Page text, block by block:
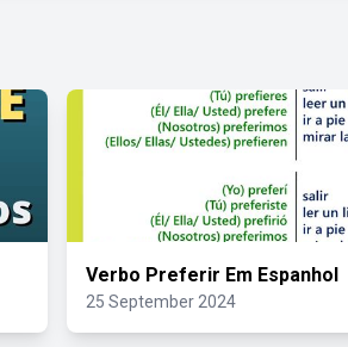
Verbo Preferir Em Espanhol
25 September 2024